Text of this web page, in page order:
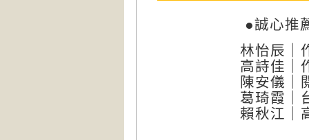
●誠心推
林怡辰｜
高詩佳｜
陳安儀｜
葛琦霞｜
賴秋江｜